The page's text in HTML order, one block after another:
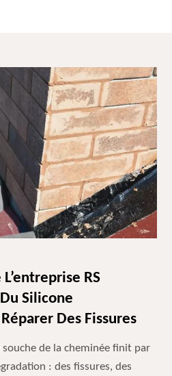
RS
Silicone
Des Fissures
souche de la cheminée finit par
: des fissures, des